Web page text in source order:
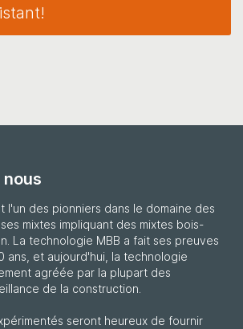
nous
l'un des pionniers dans le domaine des
mixtes impliquant des mixtes bois-
La technologie MBB a fait ses preuves
ans, et aujourd'hui, la technologie
agréée par la plupart des
de la construction.
seront heureux de fournir